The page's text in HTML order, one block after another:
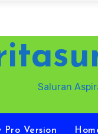
Saluran
Pro Version